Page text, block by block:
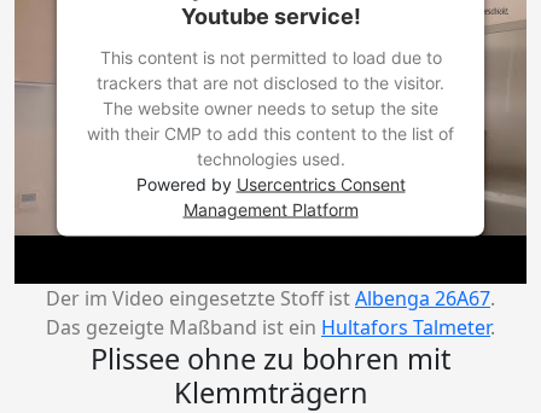
Youtube service!
This content is not permitted to load due to
trackers that are not disclosed to the visitor.
The website owner needs to setup the site
with their CMP to add this content to the list of
technologies used.
Powered by Usercentrics Consent
Management Platform
Der im Video eingesetzte Stoff istAlbenga 26A67.
Das gezeigte Maßband ist ein Hultafors Talmeter.
Plissee ohne zu bohren mit
Klemmträgern